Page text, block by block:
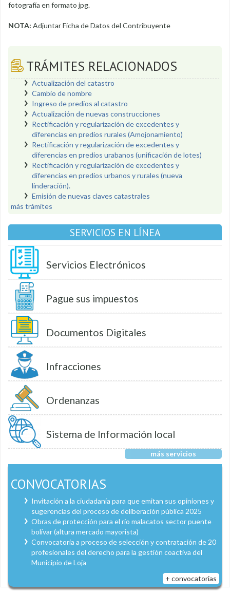
fotografía en formato jpg.
NOTA: Adjuntar Ficha de Datos del Contribuyente
TRÁMITES RELACIONADOS
Actualización del catastro
Cambio de nombre
Ingreso de predios al catastro
Actualización de nuevas construcciones
Rectificación y regularización de excedentes y
diferencias en predios rurales (Amojonamiento)
Rectificación y regularización de excedentes y
diferencias en predios urabanos (unificación de lotes)
Rectificación y regularización de excedentes y
diferencias en predios urbanos y rurales (nueva
linderación).
Emisión de nuevas claves catastrales
más trámites
SERVICIOS EN LÍNEA
Servicios Electrónicos
Pague sus impuestos
Documentos Digitales
Infracciones
Ordenanzas
Sistema de Información local
más servicios
CONVOCATORIAS
Invitación a la ciudadanía para que emitan sus opiniones y
sugerencias del proceso de deliberación pública 2025
Obras de protección para el río malacatos sector puente
bolívar (altura mercado mayorista)
Convocatoria a proceso de selección y contratación de 20
profesionales del derecho para la gestión coactiva del
Municipio de Loja
+ convocatorias